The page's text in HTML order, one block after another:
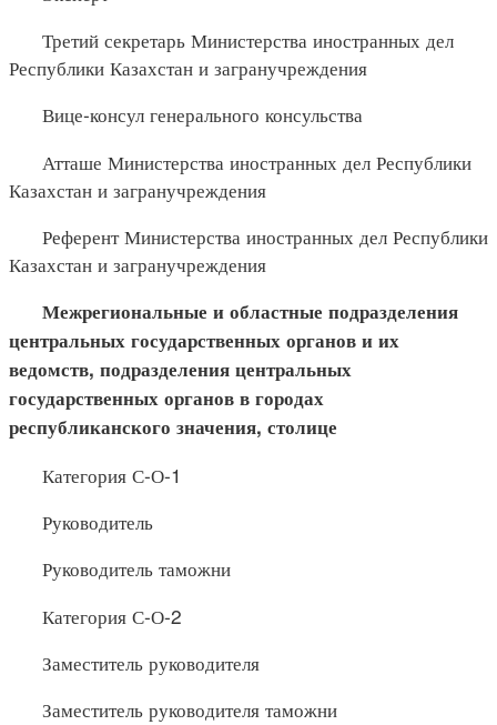
Третий секретарь Министерства иностранных дел
Республики Казахстан и загранучреждения
Вице-консул генерального консульства
Атташе Министерства иностранных дел Республики
Казахстан и загранучреждения
Референт Министерства иностранных дел Республики
Казахстан и загранучреждения
Межрегиональные и областные подразделения
центральных государственных органов и их
ведомств, подразделения центральных
государственных органов в городах
республиканского значения, столице
Категория С-О-1
Руководитель
Руководитель таможни
Категория С-О-2
Заместитель руководителя
Заместитель руководителя таможни